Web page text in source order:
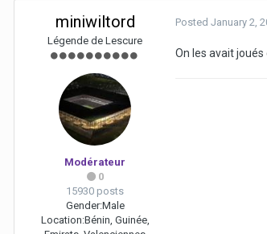
miniwiltord
Légende de Lescure
Modérateur
0
15930 posts
Gender:Male
Location:Bénin, Guinée,
Posted January 2,
On les avait